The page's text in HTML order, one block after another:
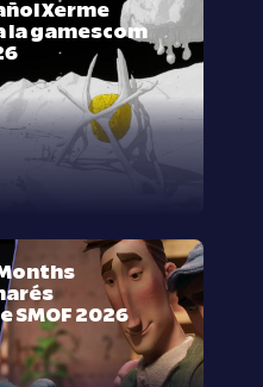
Xerme
la gamescom
SMOF 2026